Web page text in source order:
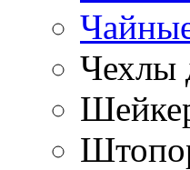
Чехлы